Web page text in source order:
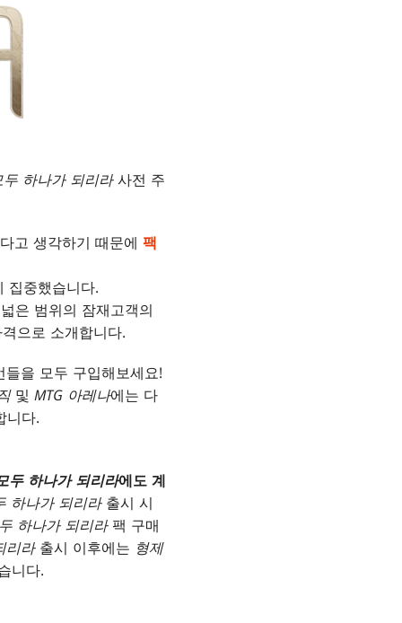
하나가 되리라사전 주
고 생각하기 때문에 팩
집중했습니다.
은 범위의 잠재고객의
으로 소개합니다.
을 모두 구입해보세요!
및 MTG 아레나에는 다
니다.
두 하나가 되리라에도 계
하나가 되리라출시 시
하나가 되리라팩 구매
리라출시 이후에는 형제
니다.